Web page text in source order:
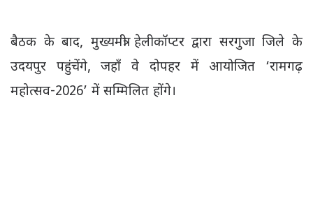
बैठक के बाद, मुख्यमंत्री हेलीकॉप्टर द्वारा सरगुजा जिले के
उदयपुर पहुंचेंगे, जहाँ वे दोपहर में आयोजित ‘रामगढ़
महोत्सव-2026’ में सम्मिलित होंगे।